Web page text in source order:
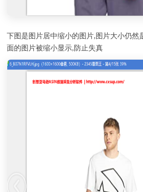
下图是图片居中缩小的图片,图片大小仍然
面的图片被缩小显示,防止失真